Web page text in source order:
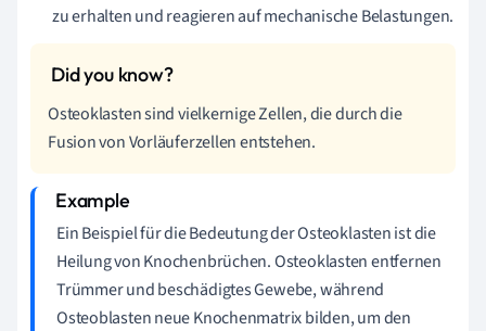
zu erhalten und reagieren auf mechanische Belastungen.
Osteoklasten sind vielkernige Zellen, die durch die
Fusion von Vorläuferzellen entstehen.
Ein Beispiel für die Bedeutung der Osteoklasten ist die
Heilung von Knochenbrüchen. Osteoklasten entfernen
Trümmer und beschädigtes Gewebe, während
Osteoblasten neue Knochenmatrix bilden, um den